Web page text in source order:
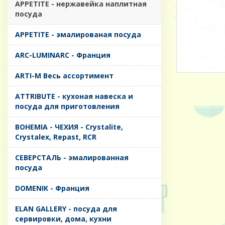
APPETITE - нержавейка наплитная
посуда
APPETITE - эмалированая посуда
ARC-LUMINARC - Франция
ARTI-M Весь ассортимент
ATTRIBUTE - кухоная навеска и
посуда для приготовления
BOHEMIA - ЧЕХИЯ - Crystalite,
Crystalex, Repast, RCR
CЕВЕРСТАЛЬ - эмалированная
посуда
DOMENIK - Франция
ELAN GALLERY - посуда для
сервировки, дома, кухни